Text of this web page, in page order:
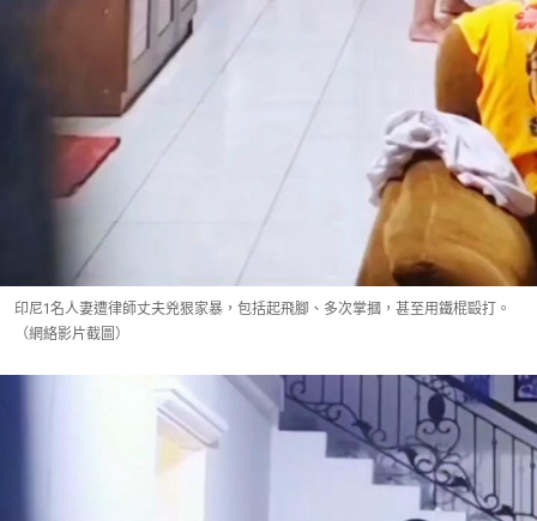
印尼1名人妻遭律師丈夫兇狠家暴，包括起飛腳、多次掌摑，甚至用鐵棍毆打。
（網絡影片截圖）